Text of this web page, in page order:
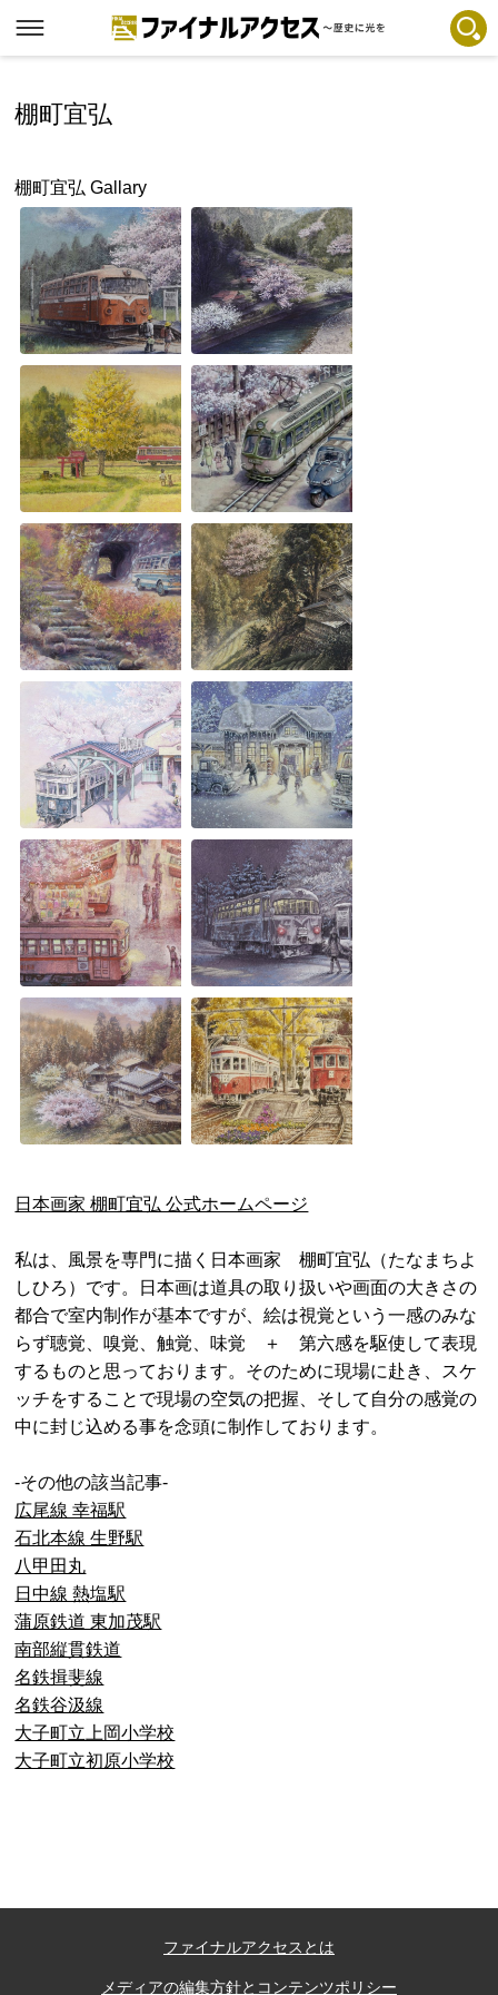
注目コンテンツ 一覧
メディアの編集方針とコンテンツポリシー
プライバシーポリシー
お問合せ
免責事項
不具合・報告事項
記事掲載基準
運営
特定商取引法に基づく表記
Special Thanks
フリーワードで探す
残り日数で探す
残り約1ヶ月以内 残り半年以内
記事ランキング ※24時間以内
能勢電鉄1700系 引退
釧路市立東栄小学校 閉校
釧路市立柏木小学校 閉校
Final Access Books
上郷温水路
棚町宜弘
棚町宜弘 Gallary
日本画家 棚町宜弘 公式ホームページ
私は、風景を専門に描く日本画家 棚町宜弘（たなまちよ
しひろ）です。日本画は道具の取り扱いや画面の大きさの
都合で室内制作が基本ですが、絵は視覚という一感のみな
らず聴覚、嗅覚、触覚、味覚 ＋ 第六感を駆使して表現
するものと思っております。そのために現場に赴き、スケ
ッチをすることで現場の空気の把握、そして自分の感覚の
中に封じ込める事を念頭に制作しております。
-その他の該当記事-
広尾線 幸福駅
石北本線 生野駅
八甲田丸
日中線 熱塩駅
蒲原鉄道 東加茂駅
南部縦貫鉄道
名鉄揖斐線
名鉄谷汲線
大子町立上岡小学校
大子町立初原小学校
ファイナルアクセスとは
メディアの編集方針とコンテンツポリシー